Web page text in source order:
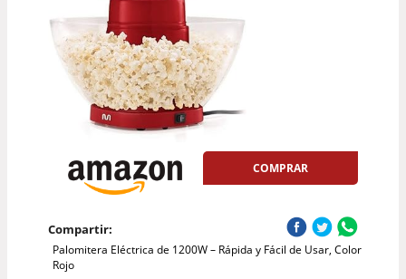
COMPRAR
Compartir:
Palomitera Eléctrica de 1200W – Rápida y Fácil de Usar, Color
Rojo